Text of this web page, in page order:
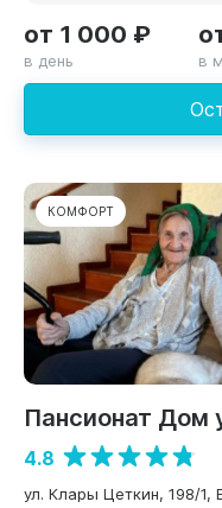
от 1 000 ₽
в день в
КОМФОРТ
Пансионат Дом
4.8
ул. Клары Цеткин, 198/1,